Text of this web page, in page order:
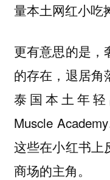
量本土网红小吃
更有意思的是，
的存在，退居角
泰国本土年轻
Muscle
这些在小红书上
商场的主角。